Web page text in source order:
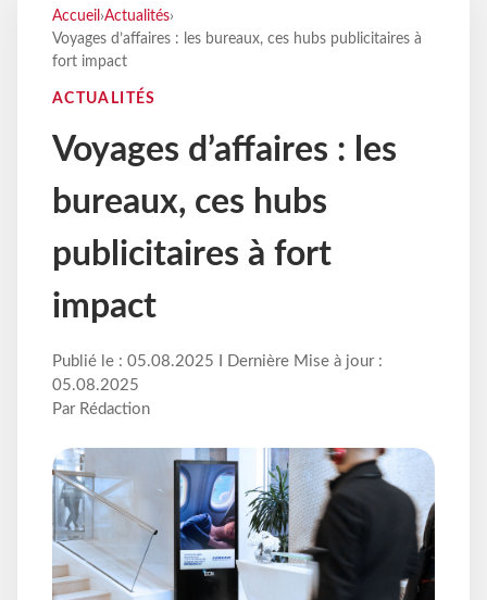
Accueil ›Actualités›
Voyages d’affaires : les bureaux, ces hubs publicitaires à
fort impact
ACTUALITÉS
Voyages d’affaires : les
bureaux, ces hubs
publicitaires à fort
impact
Publié le : 05.08.2025 I Dernière Mise à jour :
05.08.2025
Par Rédaction